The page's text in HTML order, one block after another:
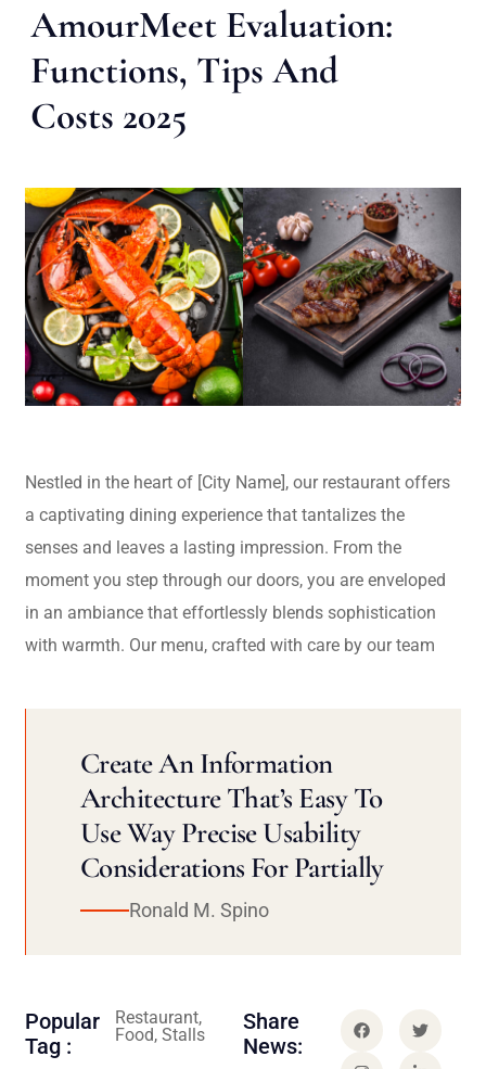
AmourMeet Evaluation:
Functions, Tips And
Costs 2025
Nestled in the heart of [City Name], our restaurant offers
a captivating dining experience that tantalizes the
senses and leaves a lasting impression. From the
moment you step through our doors, you are enveloped
in an ambiance that effortlessly blends sophistication
with warmth. Our menu, crafted with care by our team
Create An Information
Architecture That’s Easy To
Use Way Precise Usability
Considerations For Partially
Ronald M. Spino
Popular
Tag :
Restaurant,
Food, Stalls
Share
News: